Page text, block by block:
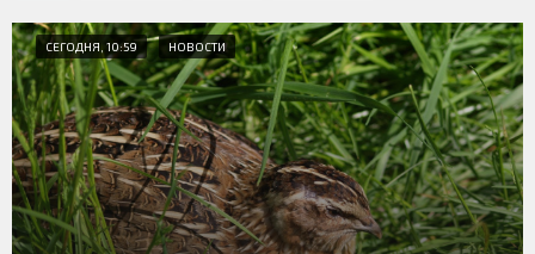
СЕГОДНЯ, 10:59 НОВОСТИ